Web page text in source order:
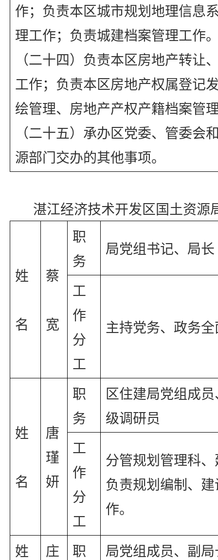
作；负责本区城市规划地理信息
理工作；负责城建档案管理工作
（二十四）负责本区房地产转让
工作；负责本区房地产权属登记
绘管理、房地产产权产籍档案管
（二十五）承办区党委、管委会
源部门交办的其他事项。
湛江经济技术开发区国土资源
姓
名
蔡
宽
职
务
局党组书记、局长
工
作
分
工
主持党务、政务
姓
名
唐
瑾
妍
职
务
区住建局党组成
级调研员
工
作
分
工
分管规划管理科
负责规划编制、
作。
姓 庄 职 局党组成员、副